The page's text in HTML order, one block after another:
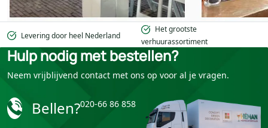
Levering door heel Nederland
Het grootste
verhuurassortiment
Hulp nodig met bestellen?
Neem vrijblijvend contact met ons op voor al je vragen.
Bellen?020-66 86 858